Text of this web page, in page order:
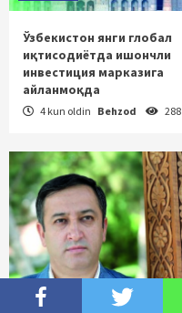
Ўзбекистон янги глобал
иқтисодиётда ишончли
инвестиция марказига
айланмоқда
4 kun oldin Behzod 288